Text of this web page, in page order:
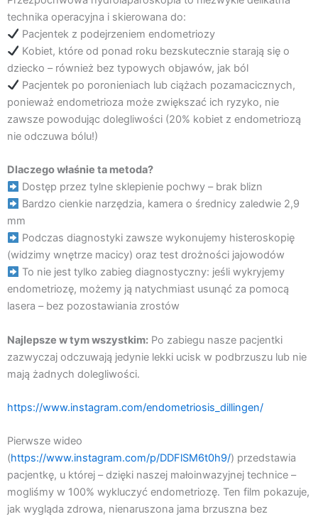
m
technika operacyjna i skierowana do:
Pacjentek z podejrzeniem endometriozy
Kobiet, które od ponad roku bezskutecznie starają się o
dziecko – również bez typowych objawów, jak ból
Pacjentek po poronieniach lub ciążach pozamacicznych,
ponieważ endometrioza może zwiększać ich ryzyko, nie
zawsze powodując dolegliwości (20% kobiet z endometriozą
nie odczuwa bólu!)
Dlaczego właśnie ta metoda?
Dostęp przez tylne sklepienie pochwy – brak blizn
Bardzo cienkie narzędzia, kamera o średnicy zaledwie 2,9
mm
Podczas diagnostyki zawsze wykonujemy histeroskopię
(widzimy wnętrze macicy) oraz test drożności jajowodów
To nie jest tylko zabieg diagnostyczny: jeśli wykryjemy
endometriozę, możemy ją natychmiast usunąć za pomocą
lasera – bez pozostawiania zrostów
Najlepsze w tym wszystkim: Po zabiegu nasze pacjentki
zazwyczaj odczuwają jedynie lekki ucisk w podbrzuszu lub nie
mają żadnych dolegliwości.
https://www.instagram.com/endometriosis_dillingen/
Pierwsze wideo
(https://www.instagram.com/p/DDFlSM6t0h9/) przedstawia
pacjentkę, u której – dzięki naszej małoinwazyjnej technice –
mogliśmy w 100% wykluczyć endometriozę. Ten film pokazuje,
jak wygląda zdrowa, nienaruszona jama brzuszna bez